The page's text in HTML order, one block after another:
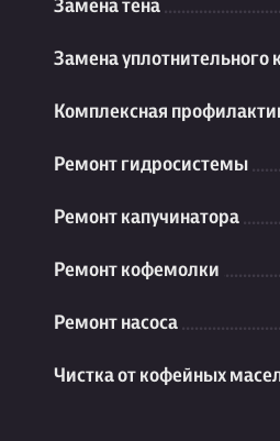
Замена тена
Замена уплотнительного
Комплексная
Ремонт гидросистемы
Ремонт капучинатора
Ремонт кофемолки
Ремонт насоса
Чистка от кофейных